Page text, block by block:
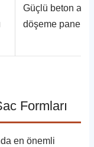
Güçlü beton altı
döşeme paneli
Formları
en önemli